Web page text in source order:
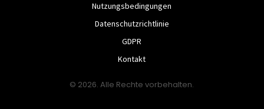
Nutzungsbedingungen
Datenschutzrichtlinie
GDPR
Kontakt
© 2026. Alle Rechte vorbehalten.